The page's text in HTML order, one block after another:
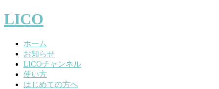
LICO
ホーム
お知らせ
LICOチャンネル
使い方
はじめての方へ